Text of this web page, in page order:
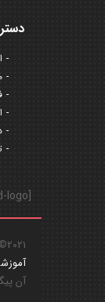
[rev_slider alias="nemad-logo"]
2021© تمامی حقوق این سایت متعلق به
آن